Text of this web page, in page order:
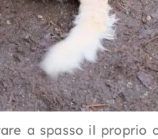
a spasso il proprio